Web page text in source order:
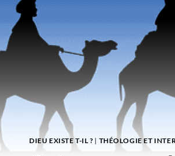
DIEU EXISTE T-IL ? | THÉOLOGIE ET